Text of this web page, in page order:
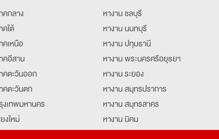
คกลาง
ใต้
คเหนือ
คอีสาน
คตะวันออก
คตะวันตก
งเทพมหานคร
งใหม่
หางาน ชลบุรี
หางาน นนทบุรี
หางาน ปทุมธานี
หางาน พระนครศรีอยุธยา
หางาน ระยอง
หางาน สมุทรปราการ
หางาน สมุทรสาคร
หางาน นิคม